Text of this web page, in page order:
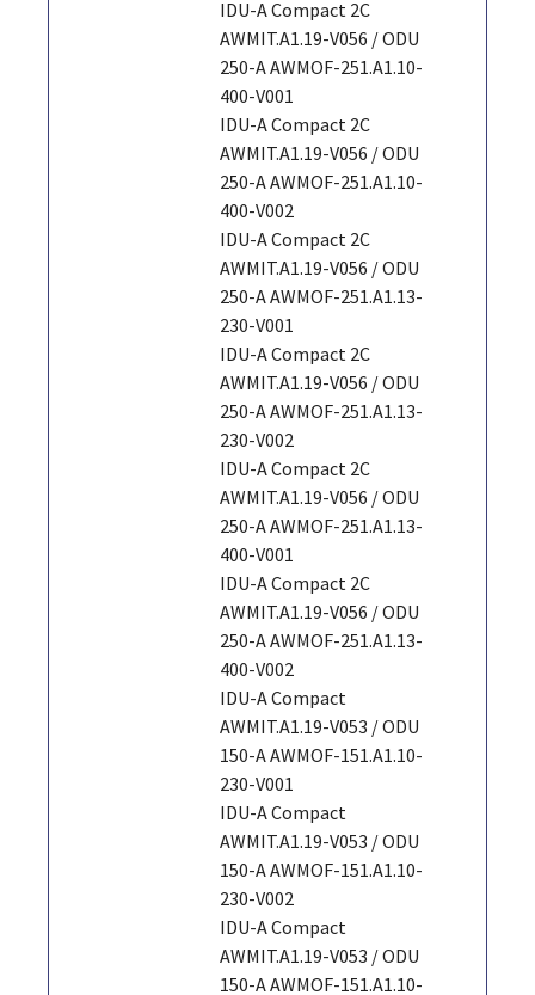
IDU-A Compact 2C
AWMIT.A1.19-V056 / ODU
250-A AWMOF-251.A1.10-
400-V001
IDU-A Compact 2C
AWMIT.A1.19-V056 / ODU
250-A AWMOF-251.A1.10-
400-V002
IDU-A Compact 2C
AWMIT.A1.19-V056 / ODU
250-A AWMOF-251.A1.13-
230-V001
IDU-A Compact 2C
AWMIT.A1.19-V056 / ODU
250-A AWMOF-251.A1.13-
230-V002
IDU-A Compact 2C
AWMIT.A1.19-V056 / ODU
250-A AWMOF-251.A1.13-
400-V001
IDU-A Compact 2C
AWMIT.A1.19-V056 / ODU
250-A AWMOF-251.A1.13-
400-V002
IDU-A Compact
AWMIT.A1.19-V053 / ODU
150-A AWMOF-151.A1.10-
230-V001
IDU-A Compact
AWMIT.A1.19-V053 / ODU
150-A AWMOF-151.A1.10-
230-V002
IDU-A Compact
AWMIT.A1.19-V053 / ODU
150-A AWMOF-151.A1.10-